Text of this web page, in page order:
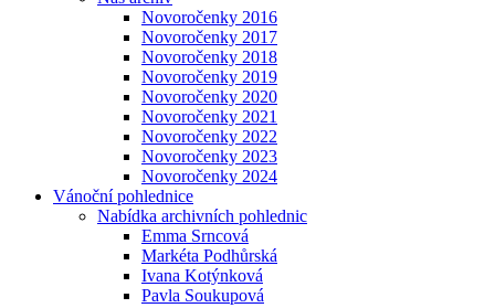
Novoročenky 2016
Novoročenky 2017
Novoročenky 2018
Novoročenky 2019
Novoročenky 2020
Novoročenky 2021
Novoročenky 2022
Novoročenky 2023
Novoročenky 2024
Vánoční pohlednice
Nabídka archivních pohlednic
Emma Srncová
Markéta Podhůrská
Ivana Kotýnková
Pavla Soukupová